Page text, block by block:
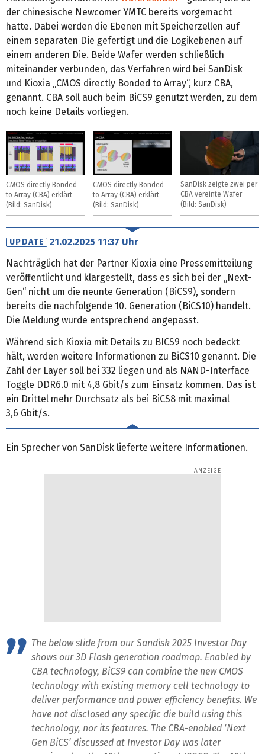
der chinesische Newcomer YMTC bereits vorgemacht
hatte. Dabei werden die Ebenen mit Speicherzellen auf
einem separaten Die gefertigt und die Logikebenen auf
einem anderen Die. Beide Wafer werden schließlich
miteinander verbunden, das Verfahren wird bei SanDisk
und Kioxia „CMOS directly Bonded to Array“, kurz CBA,
genannt. CBA soll auch beim BiCS9 genutzt werden, zu dem
noch keine Details vorliegen.
CMOS directly Bonded
to Array (CBA) erklärt
(Bild: SanDisk)
CMOS directly Bonded
to Array (CBA) erklärt
(Bild: SanDisk)
SanDisk zeigte zwei per
CBA vereinte Wafer
(Bild: SanDisk)
UPDATE
21.02.2025 11:37 Uhr
Nachträglich hat der Partner Kioxia eine Pressemitteilung
veröffentlicht und klargestellt, dass es sich bei der „Next-
Gen“ nicht um die neunte Generation (BiCS9), sondern
bereits die nachfolgende 10. Generation (BiCS10) handelt.
Die Meldung wurde entsprechend angepasst.
Während sich Kioxia mit Details zu BICS9 noch bedeckt
hält, werden weitere Informationen zu BiCS10 genannt. Die
Zahl der Layer soll bei 332 liegen und als NAND-Interface
Toggle DDR6.0 mit 4,8 Gbit/s zum Einsatz kommen. Das ist
ein Drittel mehr Durchsatz als bei BiCS8 mit maximal
3,6 Gbit/s.
Ein Sprecher von SanDisk lieferte weitere Informationen.
The below slide from our Sandisk 2025 Investor Day
shows our 3D Flash generation roadmap. Enabled by
CBA technology, BiCS9 can combine the new CMOS
technology with existing memory cell technology to
deliver performance and power efficiency benefits. We
have not disclosed any specific die build using this
technology, nor its features. The CBA-enabled ‘Next
Gen BiCS’ discussed at Investor Day was later